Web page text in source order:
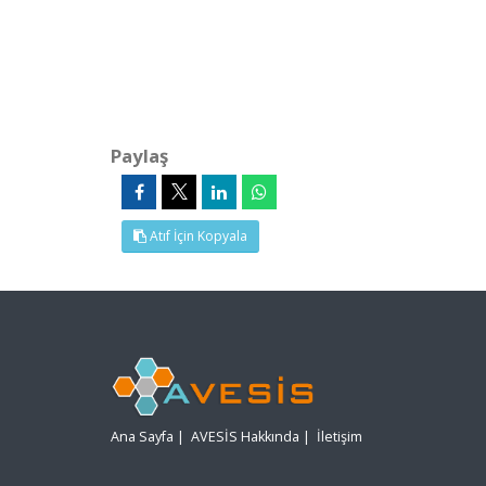
Paylaş
Atıf İçin Kopyala
Ana Sayfa | AVESİS Hakkında | İletişim